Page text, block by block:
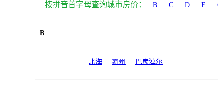
按拼音首字母查询城市房价： B C D F
B
北海 霸州 巴彦淖尔